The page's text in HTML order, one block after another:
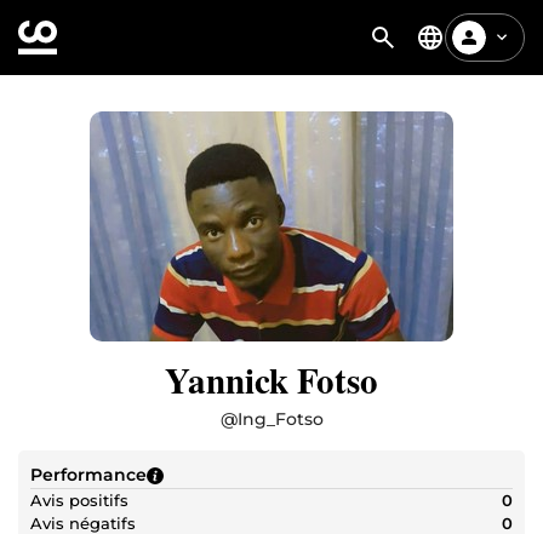
Yannick Fotso
@Ing_Fotso
Performance
Avis positifs
0
Avis négatifs
0